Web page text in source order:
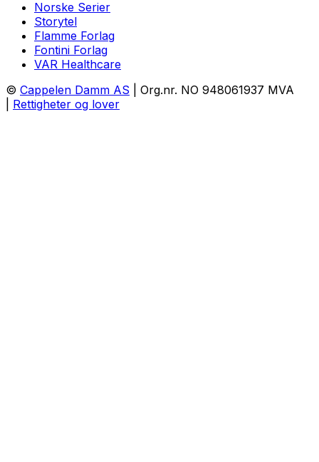
Norske Serier
Storytel
Flamme Forlag
Fontini Forlag
VAR Healthcare
© Cappelen Damm AS | Org.nr. NO 948061937 MVA
Rettigheter og lover